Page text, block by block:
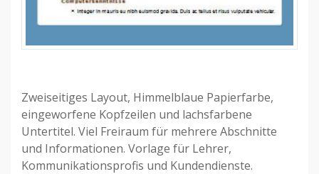
Zweiseitiges Layout, Himmelblaue Papierfarbe,
eingeworfene Kopfzeilen und lachsfarbene
Untertitel. Viel Freiraum für mehrere Abschnitte
und Informationen. Vorlage für Lehrer,
Kommunikationsprofis und Kundendienste.